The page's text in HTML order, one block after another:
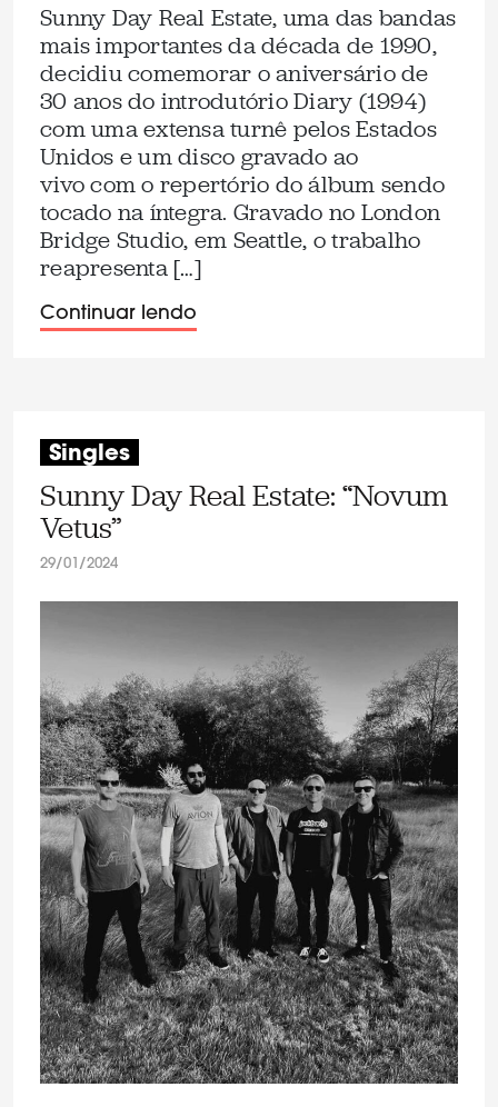
Sunny Day Real Estate, uma das bandas
mais importantes da década de 1990,
decidiu comemorar o aniversário de
30 anos do introdutório Diary (1994)
com uma extensa turnê pelos Estados
Unidos e um disco gravado ao
vivo com o repertório do álbum sendo
tocado na íntegra. Gravado no London
Bridge Studio, em Seattle, o trabalho
reapresenta […]
Continuar lendo
Singles
Sunny Day Real Estate: “Novum
Vetus”
29/01/2024